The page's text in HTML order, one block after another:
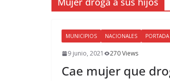
MUNICIPIOS NACIONALES PORTADA
9 junio, 2021 270 Views
Cae mujer que